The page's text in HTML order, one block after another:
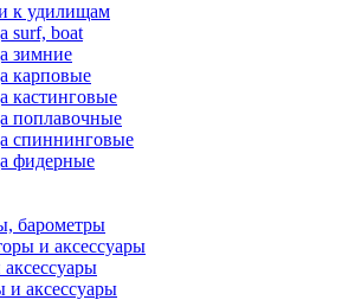
к удилищам
surf, boat
зимние
карповые
кастинговые
поплавочные
спиннинговые
фидерные
барометры
и аксессуары
и аксессуары